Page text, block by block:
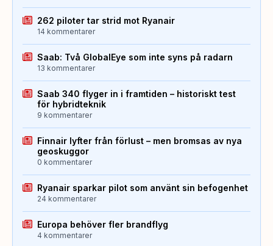
262 piloter tar strid mot Ryanair
14 kommentarer
Saab: Två GlobalEye som inte syns på radarn
13 kommentarer
Saab 340 flyger in i framtiden – historiskt test
för hybridteknik
9 kommentarer
Finnair lyfter från förlust – men bromsas av nya
geoskuggor
0 kommentarer
Ryanair sparkar pilot som använt sin befogenhet
24 kommentarer
Europa behöver fler brandflyg
4 kommentarer